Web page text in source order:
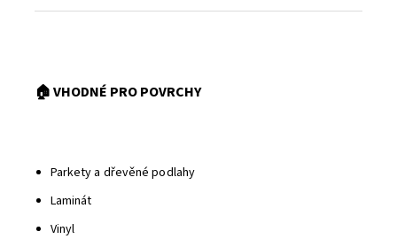
🏠 VHODNÉ PRO POVRCHY
Parkety a dřevěné podlahy
Laminát
Vinyl